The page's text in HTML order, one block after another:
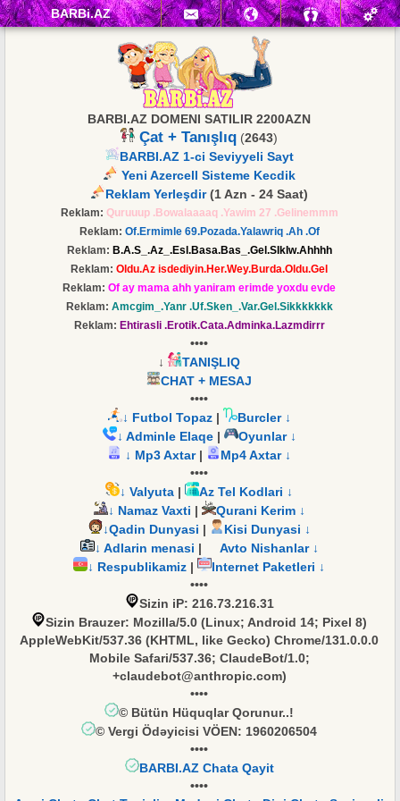
BARBi.AZ
BARBI.AZ DOMENI SATILIR 2200AZN
Çat + Tanışlıq (2643)
BARBI.AZ 1-ci Seviyyeli Sayt
Yeni Azercell Sisteme Kecdik
Reklam Yerleşdir(1 Azn - 24 Saat)
Reklam: Quruuup .Bowalaaaaq .Yawim 27 .Gelinemmm
Reklam: Of.Ermimle 69.Pozada.Yalawriq .Ah .Of
Reklam: B.A.S_.Az_.Esl.Basa.Bas_.Gel.SIkIw.Ahhhh
Reklam: Oldu.Az isdediyin.Her.Wey.Burda.Oldu.Gel
Reklam: Of ay mama ahh yaniram erimde yoxdu evde
Reklam: Amcgim_.Yanr .Uf.Sken_.Var.Gel.Sikkkkkkk
Reklam: Ehtirasli .Erotik.Cata.Adminka.Lazmdirrr
••••
↓
TANIŞLIQ
CHAT + MESAJ
••••
↓ Futbol Topaz|
Burcler ↓
↓ Adminle Elaqe |
Oyunlar ↓
↓ Mp3 Axtar|
Mp4 Axtar ↓
••••
↓ Valyuta |
Az Tel Kodlari ↓
↓ Namaz Vaxti |
Qurani Kerim ↓
↓Qadin Dunyasi |
Kisi Dunyasi ↓
↓ Adlarin menasi |
Avto Nishanlar ↓
↓ Respublikamiz |
Internet Paketleri ↓
••••
Sizin iP: 216.73.216.31
Sizin Brauzer: Mozilla/5.0 (Linux; Android 14; Pixel 8)
AppleWebKit/537.36 (KHTML, like Gecko) Chrome/131.0.0.0
Mobile Safari/537.36; ClaudeBot/1.0;
+claudebot@anthropic.com)
••••
© Bütün Hüquqlar Qorunur..!
© Vergi Ödəyicisi VÖEN: 1960206504
••••
BARBI.AZ Chata Qayit
••••